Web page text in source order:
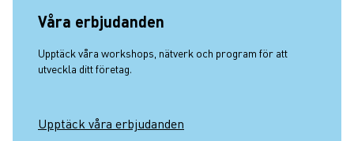
Våra erbjudanden
Upptäck våra workshops, nätverk och program för att
utveckla ditt företag.
Upptäck våra erbjudanden